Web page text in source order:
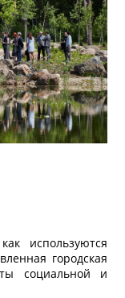
используются
городская
социальной и